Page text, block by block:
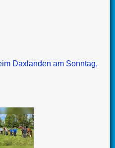
Daxlanden am Sonntag,